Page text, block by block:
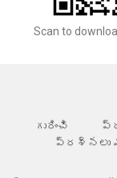
Scan to
గురించి
ప్రశ్నలు